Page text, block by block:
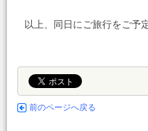
以上、同日にご旅行をご予
前のページへ戻る